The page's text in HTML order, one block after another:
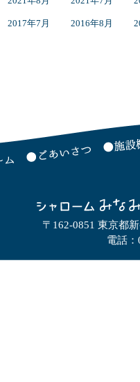
2017年7月 2016年8月
〒162-0851 東京都
電話